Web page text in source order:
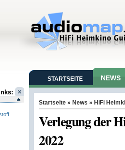
STARTSEITE NEWS
Startseite » News » HiFi
Verlegung der
2022